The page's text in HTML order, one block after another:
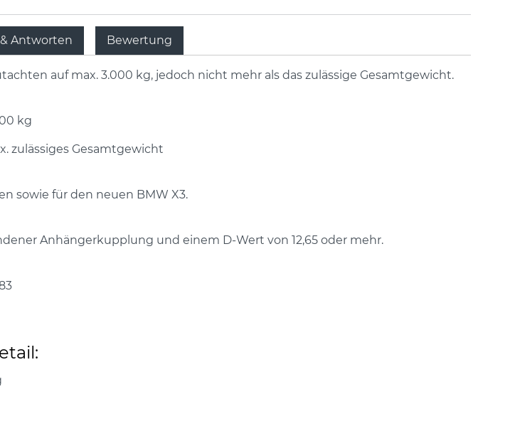
Antworten Bewertung
auf max. 3.000 kg, jedoch nicht mehr als das zulässige Gesamtgewicht.
kg
zulässiges Gesamtgewicht
sowie für den neuen BMW X3.
Anhängerkupplung und einem D-Wert von 12,65 oder mehr.